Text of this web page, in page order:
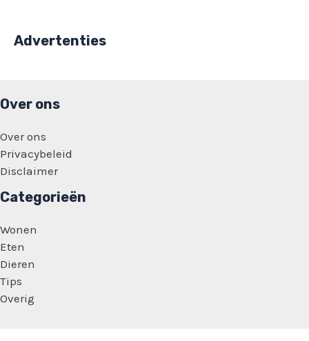
Advertenties
Over ons
Over ons
Privacybeleid
Disclaimer
Categorieën
Wonen
Eten
Dieren
Tips
Overig